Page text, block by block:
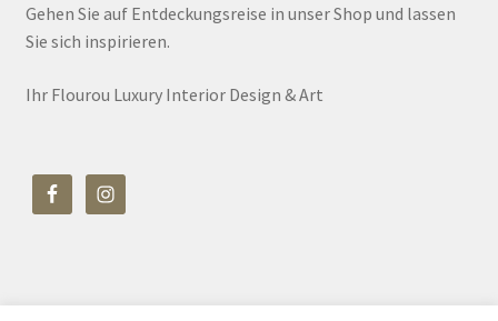
Gehen Sie auf Entdeckungsreise in unser Shop und lassen
Sie sich inspirieren.
Ihr Flourou Luxury Interior Design & Art